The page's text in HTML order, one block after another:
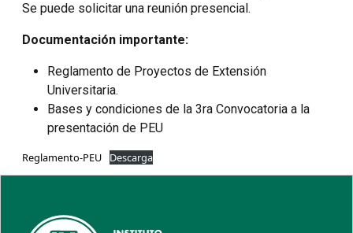
Se puede solicitar una reunión presencial.
Documentación importante:
Reglamento de Proyectos de Extensión
Universitaria.
Bases y condiciones de la 3ra Convocatoria a la
presentación de PEU
Reglamento-PEU Descarga